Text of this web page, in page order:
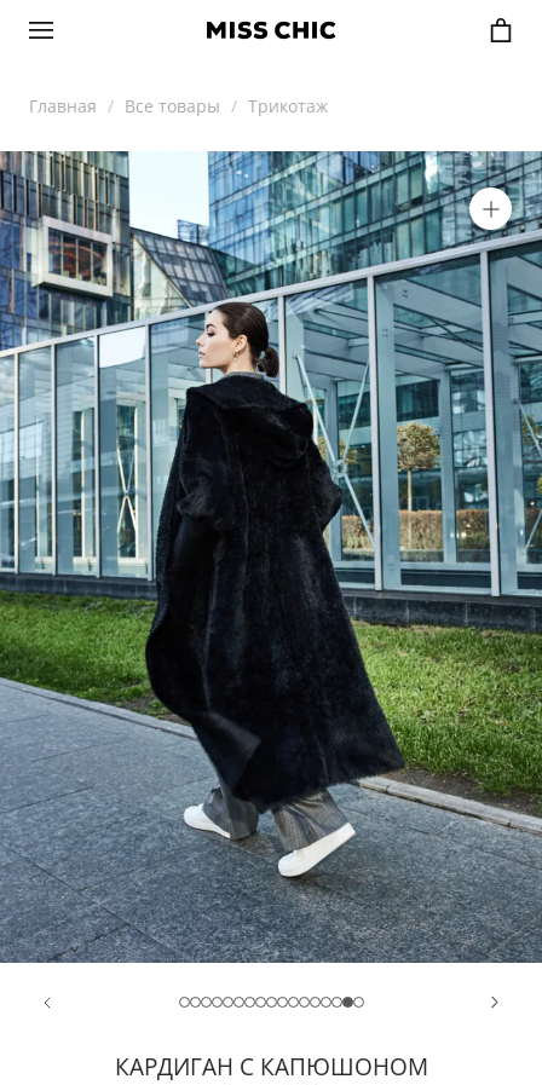
Главная Все товары Трикотаж
КАРДИГАН С КАПЮШОНОМ